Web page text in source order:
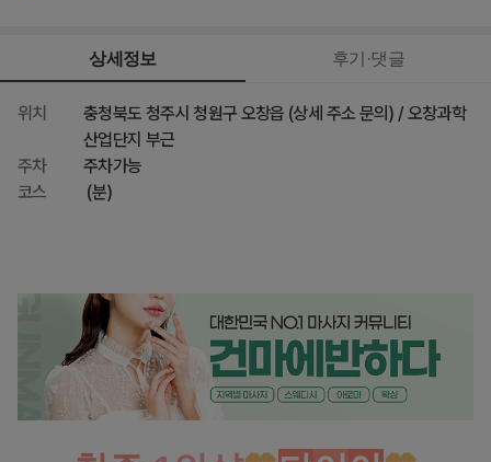
상세정보 후기·댓글
위치
충청북도 청주시 청원구 오창읍 (상세 주소 문의) / 오창과학
산업단지 부근
주차
주차가능
코스
(분)